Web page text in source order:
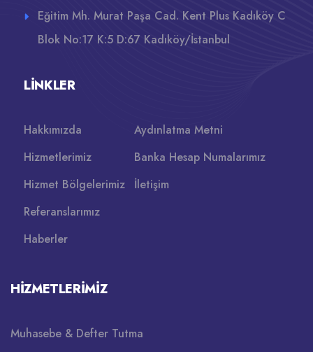
Eğitim Mh. Murat Paşa Cad. Kent Plus Kadıköy C
Blok No:17 K:5 D:67 Kadıköy/İstanbul
LINKLER
Hakkımızda
Hizmetlerimiz
Hizmet Bölgelerimiz
Referanslarımız
Haberler
Aydınlatma Metni
Banka Hesap Numalarımız
İletişim
HIZMETLERIMIZ
Muhasebe & Defter Tutma